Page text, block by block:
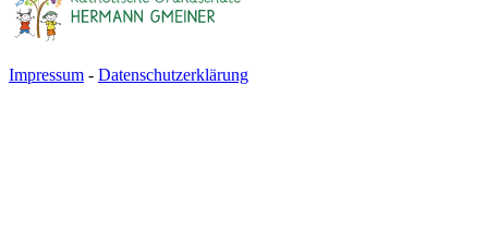
Impressum - Datenschutzerklärung